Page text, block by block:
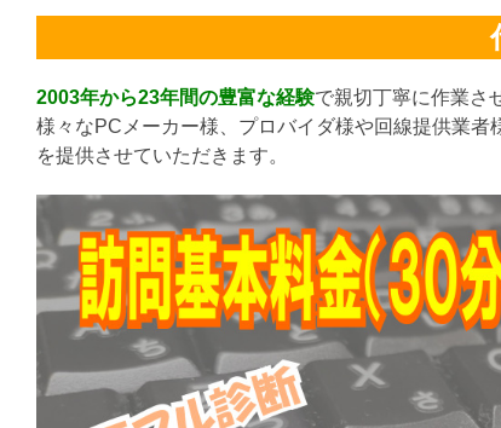
2003年から23年間の豊富な経験で親切丁寧に作業さ
様々なPCメーカー様、プロバイダ様や回線提供業
を提供させていただきます。